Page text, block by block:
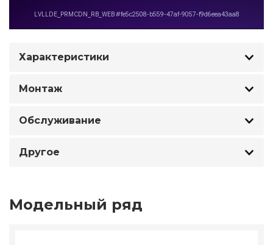
Характеристики
Монтаж
Обслуживание
Другое
Модельный ряд